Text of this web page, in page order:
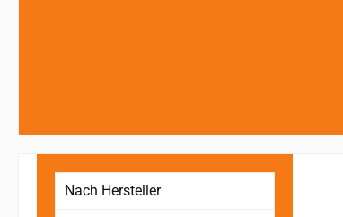
Nach Hersteller